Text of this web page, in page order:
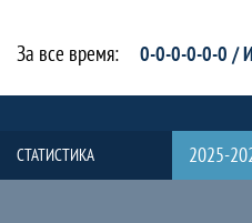
За все время: 0-0-0-0-0-0 /
СТАТИСТИКА
2025-